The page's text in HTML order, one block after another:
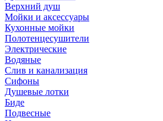
Верхний душ
Мойки и аксессуары
Кухонные мойки
Полотенцесушители
Электрические
Водяные
Слив и канализация
Сифоны
Душевые лотки
Биде
Подвесные